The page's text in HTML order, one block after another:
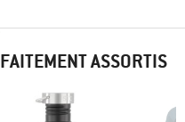
ASSORTIS